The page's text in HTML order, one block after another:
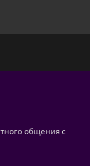
общения с